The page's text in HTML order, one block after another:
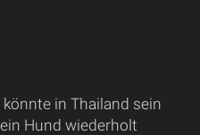
in Thailand sein
Hund wiederholt